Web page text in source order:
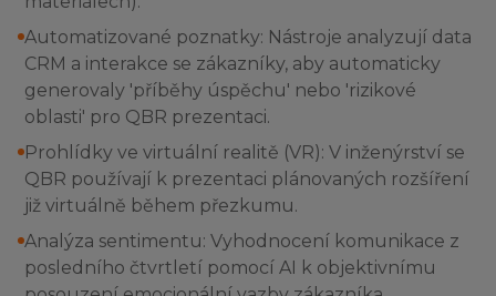
Automatizované poznatky: Nástroje analyzují data
CRM a interakce se zákazníky, aby automaticky
generovaly 'příběhy úspěchu' nebo 'rizikové
oblasti' pro QBR prezentaci.
Prohlídky ve virtuální realitě (VR): V inženýrství se
QBR používají k prezentaci plánovaných rozšíření
již virtuálně během přezkumu.
Analýza sentimentu: Vyhodnocení komunikace z
posledního čtvrtletí pomocí AI k objektivnímu